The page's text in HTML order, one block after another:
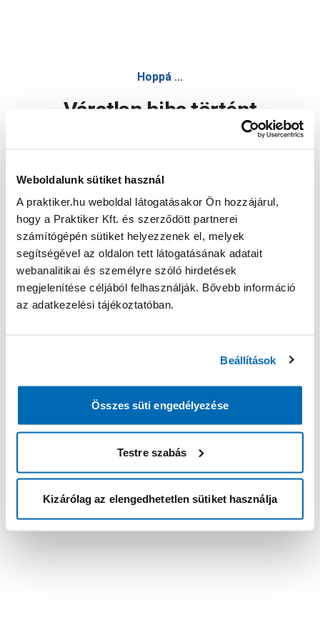
Weboldalunk sütiket használ
A praktiker.hu weboldal látogatásakor Ön hozzájárul,
hogy a Praktiker Kft. és szerződött partnerei
számítógépén sütiket helyezzenek el, melyek
segítségével az oldalon tett látogatásának adatait
webanalitikai és személyre szóló hirdetések
megjelenítése céljából felhasználják. Bővebb információ
az adatkezelési tájékoztatóban.
Beállítások
Összes süti engedélyezése
Testre szabás
Kizárólag az elengedhetetlen sütiket használja
Hoppá ...
Váratlan hiba történt
Oldal újratöltése